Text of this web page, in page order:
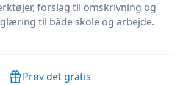
forslag til omskrivning og
til både skole og arbejde.
Prøv det gratis